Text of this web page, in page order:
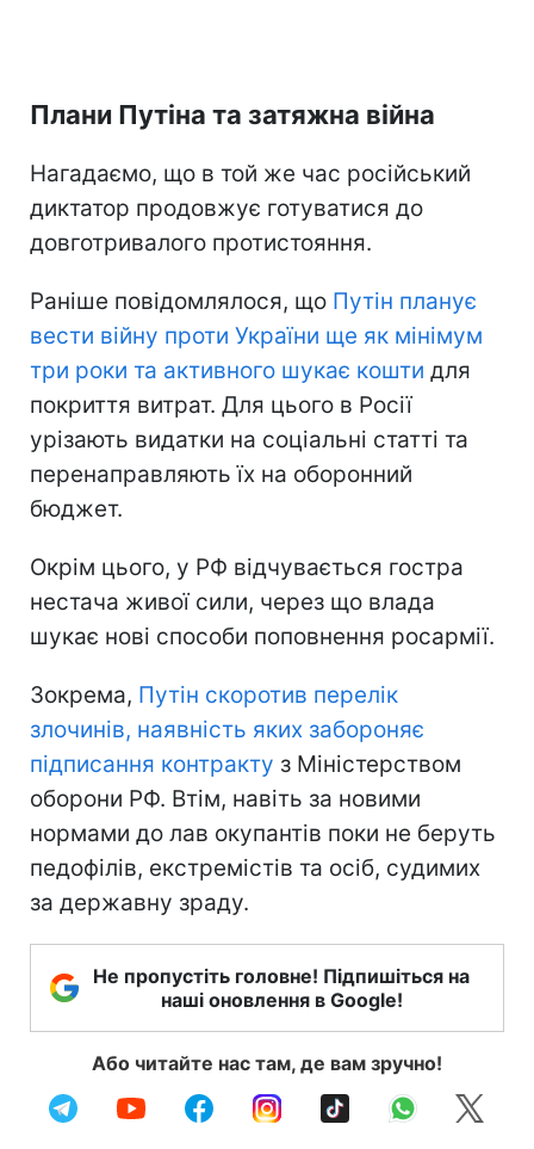
Плани Путіна та затяжна війна
Нагадаємо, що в той же час російський
диктатор продовжує готуватися до
довготривалого протистояння.
Раніше повідомлялося, що Путін планує
вести війну проти України ще як мінімум
три роки та активного шукає кошти для
покриття витрат. Для цього в Росії
урізають видатки на соціальні статті та
перенаправляють їх на оборонний
бюджет.
Окрім цього, у РФ відчувається гостра
нестача живої сили, через що влада
шукає нові способи поповнення росармії.
Зокрема, Путін скоротив перелік
злочинів, наявність яких забороняє
підписання контракту з Міністерством
оборони РФ. Втім, навіть за новими
нормами до лав окупантів поки не беруть
педофілів, екстремістів та осіб, судимих
за державну зраду.
Не пропустіть головне! Підпишіться на
наші оновлення в Google!
Або читайте нас там, де вам зручно!